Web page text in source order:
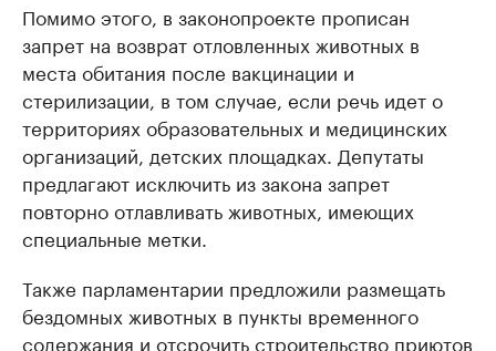
Помимо этого, в законопроекте прописан
запрет на возврат отловленных животных в
места обитания после вакцинации и
стерилизации, в том случае, если речь идет о
территориях образовательных и медицинских
организаций, детских площадках. Депутаты
предлагают исключить из закона запрет
повторно отлавливать животных, имеющих
специальные метки.
Также парламентарии предложили размещать
бездомных животных в пункты временного
содержания и отсрочить строительство приютов